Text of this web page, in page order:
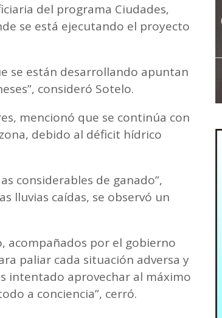
del programa Ciudades,
se está ejecutando el proyecto
se están desarrollando apuntan
consideró Sotelo.
mencionó que se continúa con
debido al déficit hídrico
considerables de ganado”,
lluvias caídas, se observó un
acompañados por el gobierno
paliar cada situación adversa y
intentado aprovechar al máximo
a conciencia”, cerró.